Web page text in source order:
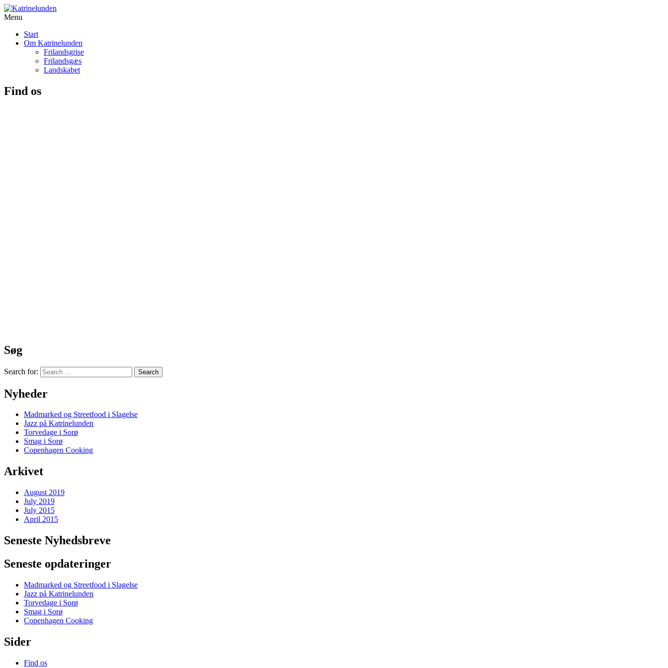
Menu
Start
Om Katrinelunden
Frilandsgrise
Frilandsgæs
Landskabet
Find os
Søg
Search for:
Nyheder
Madmarked og Streetfood i Slagelse
Jazz på Katrinelunden
Torvedage i Sorø
Smag i Sorø
Copenhagen Cooking
Arkivet
August 2019
July 2019
July 2015
April 2015
Seneste Nyhedsbreve
Seneste opdateringer
Madmarked og Streetfood i Slagelse
Jazz på Katrinelunden
Torvedage i Sorø
Smag i Sorø
Copenhagen Cooking
Sider
Find os